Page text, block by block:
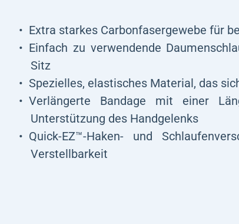
Extra starkes Carbonfasergewebe für
Einfach zu verwendende
Sitz
Spezielles, elastisches Material, das
Verlängerte Bandage mit einer
Unterstützung des Handgelenks
Quick-EZ™-Haken- und
Verstellbarkeit